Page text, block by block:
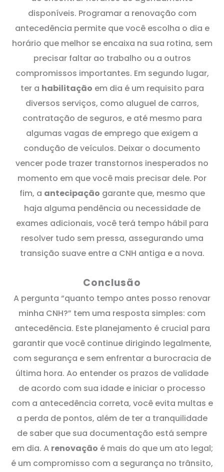
disponíveis. Programar a renovação com
antecedência permite que você escolha o dia e
horário que melhor se encaixa na sua rotina, sem
precisar faltar ao trabalho ou a outros
compromissos importantes. Em segundo lugar,
ter a habilitação em dia é um requisito para
diversos serviços, como aluguel de carros,
contratação de seguros, e até mesmo para
algumas vagas de emprego que exigem a
condução de veículos. Deixar o documento
vencer pode trazer transtornos inesperados no
momento em que você mais precisar dele. Por
fim, a antecipação garante que, mesmo que
haja alguma pendência ou necessidade de
exames adicionais, você terá tempo hábil para
resolver tudo sem pressa, assegurando uma
transição suave entre a CNH antiga e a nova.
Conclusão
A pergunta “quanto tempo antes posso renovar
minha CNH?” tem uma resposta simples: com
antecedência. Este planejamento é crucial para
garantir que você continue dirigindo legalmente,
com segurança e sem enfrentar a burocracia de
última hora. Ao entender os prazos de validade
de acordo com sua idade e iniciar o processo
com a antecedência correta, você evita multas e
a perda de pontos, além de ter a tranquilidade
de saber que sua documentação está sempre
em dia. A renovação é mais do que um ato legal;
é um compromisso com a segurança no trânsito,